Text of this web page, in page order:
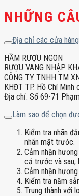
NHỮNG
Địa chỉ các cửa hàng
HẦM RƯỢU NGON
RƯỢU VANG NHẬP
CÔNG TY TNHH TM
KHĐT TP. Hồ Chí
Địa chỉ: Số 69-71
Làm sao để chọn
Kiểm tra nhãn
nhãn mặt trước.
Cảm nhận
cả trước và sau,
Cảm nhận
Kiểm tra năm
Trung thành với